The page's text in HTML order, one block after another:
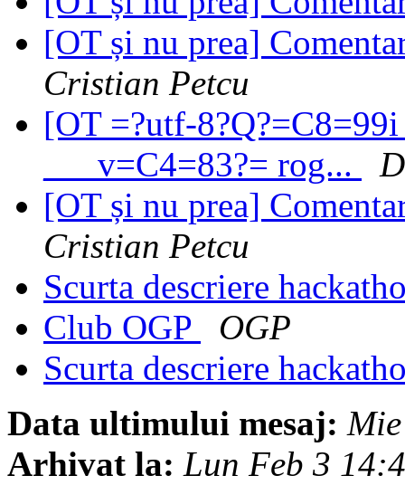
[OT și nu prea]
Cristian Petcu
[OT =?utf-
___v=C4=83?= rog...
[OT și nu prea]
Cristian Petcu
Scurta descriere
Club OGP
OGP
Scurta descriere
Data ultimului mesaj:
Arhivat la: Lun Feb 3